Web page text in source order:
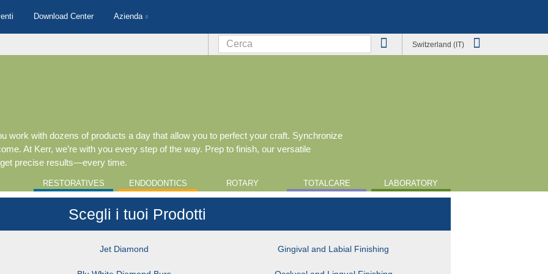
Download Center Azienda
Switzerland (IT)
work with dozens of products a day that allow you to perfect your craft. Synchronize
At Kerr, we’re with you every step of the way. Prep to finish, our versatile
precise results—every time.
RESTORATIVES ENDODONTICS ROTARY TOTALCARE LABORATORY
Scegli i tuoi Prodotti
Jet Diamond Gingival and Labial Finishing